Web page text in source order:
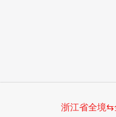
浙江省全境⇆